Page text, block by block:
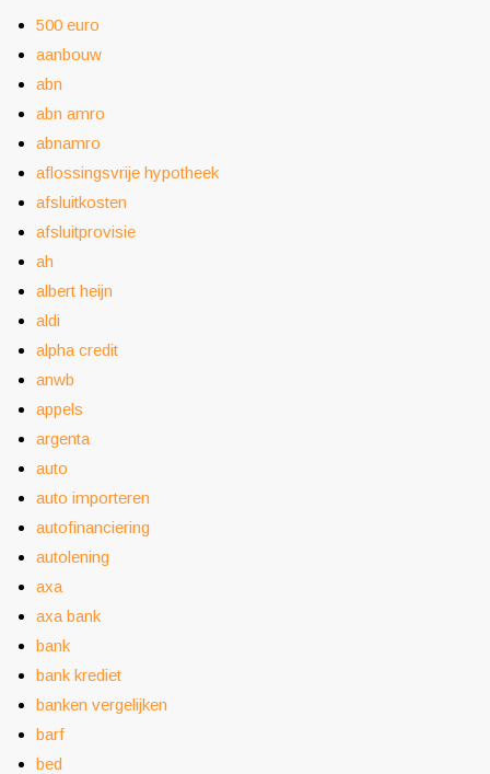
500 euro
aanbouw
abn
abn amro
abnamro
aflossingsvrije hypotheek
afsluitkosten
afsluitprovisie
ah
albert heijn
aldi
alpha credit
anwb
appels
argenta
auto
auto importeren
autofinanciering
autolening
axa
axa bank
bank
bank krediet
banken vergelijken
barf
bed